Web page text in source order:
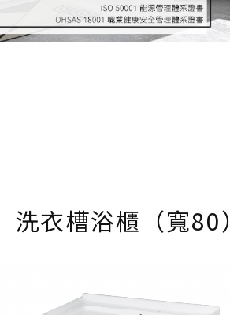
洗衣槽浴櫃（寬80）